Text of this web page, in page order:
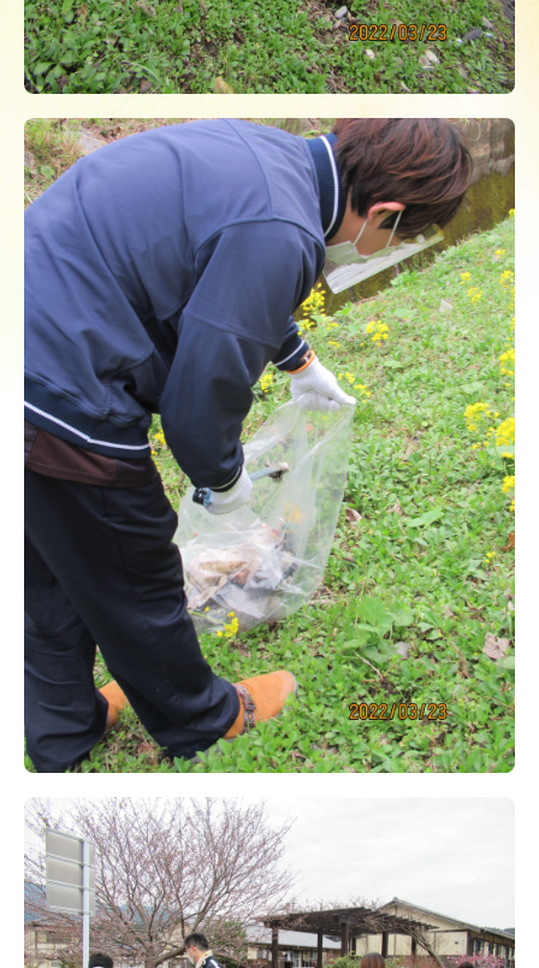
当院で行う治療
訪問診療
地域連携室
採用情報(平川病院) NEW
アメニティきゅうらぎ
介護老人保健施設
通所リハビリテーション
短期入所療養介護
訪問リハビリ
居宅介護支援事業所
アメニティだより(広報誌)
感染対策内容掲載ページ
地域貢献活動
採用情報(アメニティ)